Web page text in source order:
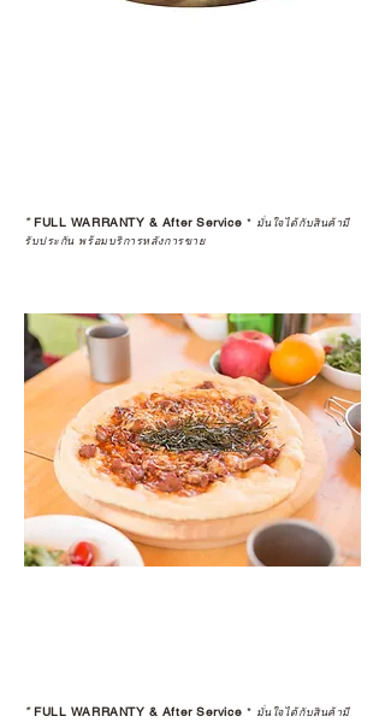
*FULL WARRANTY & After Service * มั่นใจได้กับสินค้ามี
รับประกัน พร้อมบริการหลังการขาย
*FULL WARRANTY & After Service * มั่นใจได้กับสินค้ามี